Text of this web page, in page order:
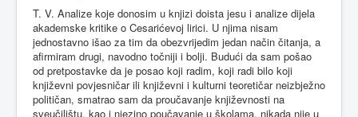
T. V. Analize koje donosim u knjizi doista jesu i analize dijela
akademske kritike o Cesarićevoj lirici. U njima nisam
jednostavno išao za tim da obezvrijedim jedan način čitanja, a
afirmiram drugi, navodno točniji i bolji. Budući da sam pošao
od pretpostavke da je posao koji radim, koji radi bilo koji
književni povjesničar ili književni i kulturni teoretičar neizbježno
političan, smatrao sam da proučavanje književnosti na
sveučilištu, kao i njezino poučavanje u školama, nikada nije u